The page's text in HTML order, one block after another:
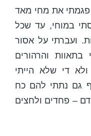
את מחי מאד
במוחי, עד שכל
ועברתי על אסור
והרהורים
ולא די שלא הייתי
גם נתתי להם כח
– פחדים ולחצים